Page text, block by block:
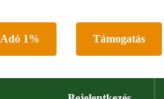
Adó 1% Támogatás